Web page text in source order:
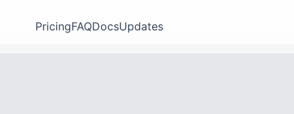
PricingFAQDocsUpdates